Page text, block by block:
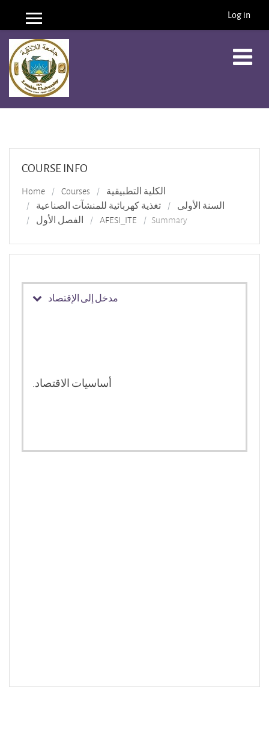
Skip to main content
Side panel Log in
COURSE INFO
Home Courses
الكلية التطبيقية
تغذية كهربائية للمنشآت الصناعية
السنة الأولى
الفصل الأول
AFESI_ITE Summary
مدخل إلى الإقتصاد
أساسيات الاقتصاد.